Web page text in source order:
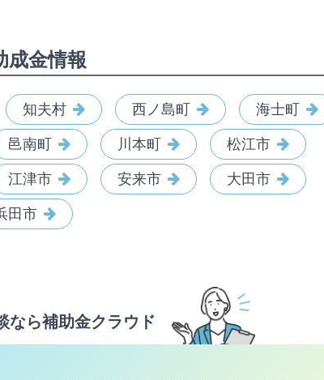
成金情報
知夫村 西ノ島町 海士町
邑南町 川本町 松江市
江津市 安来市 大田市
田市
なら補助金クラウド